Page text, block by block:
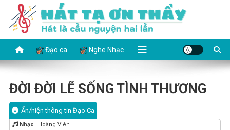
content
HÁT TẠ ƠN THẦY
Hát là cầu nguyện hai lần
Đạo ca
Nghe Nhạc
ĐỜI ĐỜI LẼ SỐNG TÌNH THƯƠNG
Ẩn/hiện thông tin Đạo Ca
Nhạc
Hoàng Viên